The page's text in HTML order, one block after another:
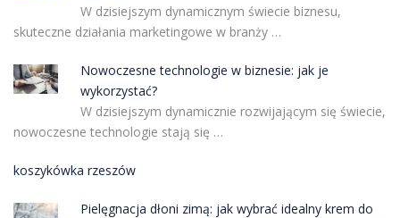
W dzisiejszym dynamicznym świecie biznesu,
skuteczne działania marketingowe w branży …
Nowoczesne technologie w biznesie: jak je
wykorzystać?
W dzisiejszym dynamicznie rozwijającym się świecie,
nowoczesne technologie stają się …
koszykówka rzeszów
Pielęgnacja dłoni zimą: jak wybrać idealny krem do